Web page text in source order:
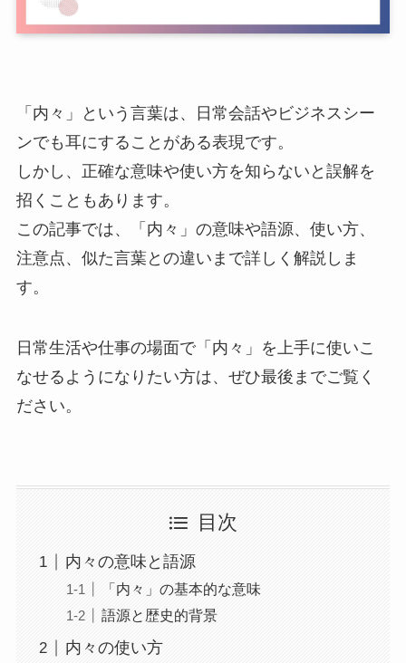
「内々」という言葉は、日常会話やビジネスシー
ンでも耳にすることがある表現です。
しかし、正確な意味や使い方を知らないと誤解を
招くこともあります。
この記事では、「内々」の意味や語源、使い方、
注意点、似た言葉との違いまで詳しく解説しま
す。
日常生活や仕事の場面で「内々」を上手に使いこ
なせるようになりたい方は、ぜひ最後までご覧く
ださい。
目次
内々の意味と語源
「内々」の基本的な意味
語源と歴史的背景
内々の使い方